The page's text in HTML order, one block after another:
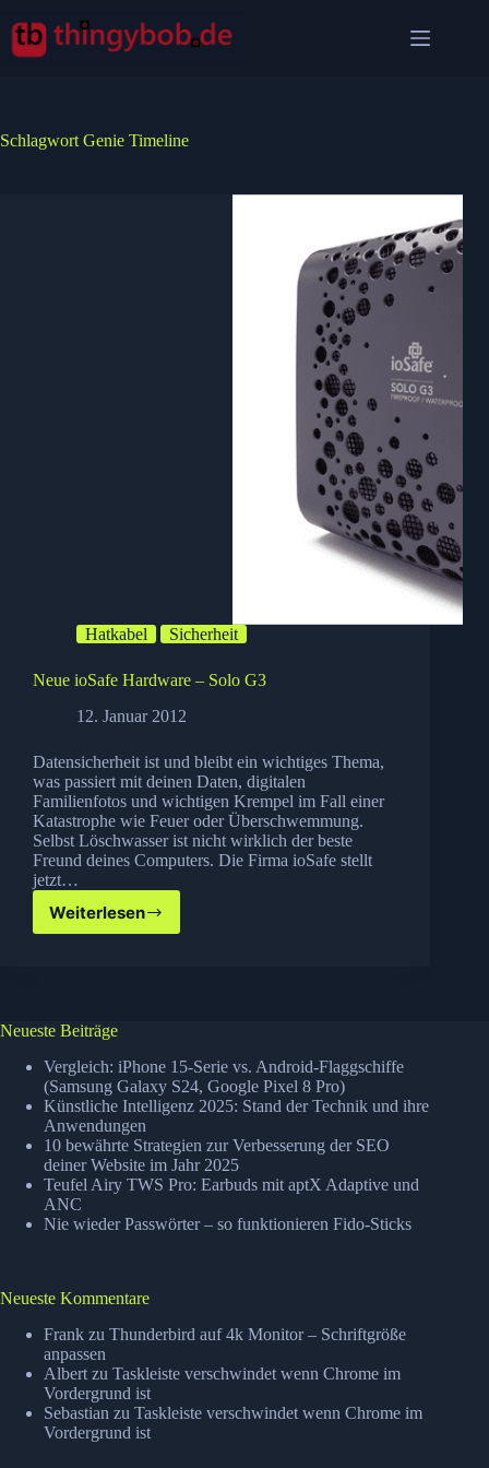
Inhalt
springen
Schlagwort Genie Timeline
Hatkabel Sicherheit
Neue ioSafe Hardware – Solo G3
12. Januar 2012
Datensicherheit ist und bleibt ein wichtiges Thema,
was passiert mit deinen Daten, digitalen
Familienfotos und wichtigen Krempel im Fall einer
Katastrophe wie Feuer oder Überschwemmung.
Selbst Löschwasser ist nicht wirklich der beste
Freund deines Computers. Die Firma ioSafe stellt
jetzt…
Weiterlesen
Neue
G3
Neueste Beiträge
Vergleich: iPhone 15-Serie vs. Android-Flaggschiffe
(Samsung Galaxy S24, Google Pixel 8 Pro)
Künstliche Intelligenz 2025: Stand der Technik und ihre
Anwendungen
10 bewährte Strategien zur Verbesserung der SEO
deiner Website im Jahr 2025
Teufel Airy TWS Pro: Earbuds mit aptX Adaptive und
ANC
Nie wieder Passwörter – so funktionieren Fido-Sticks
Neueste Kommentare
Frank zu Thunderbird auf 4k Monitor – Schriftgröße
anpassen
Albert zu Taskleiste verschwindet wenn Chrome im
Vordergrund ist
Sebastian zu Taskleiste verschwindet wenn Chrome im
Vordergrund ist